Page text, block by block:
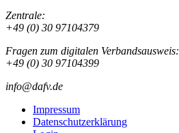
Zentrale:
+49 (0) 30 97104379
Fragen zum digitalen Verbandsausweis:
+49 (0) 30 97104399
info@dafv.de
Impressum
Datenschutzerklärung